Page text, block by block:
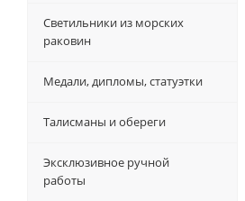
Светильники из морских
раковин
Медали, дипломы, статуэтки
Талисманы и обереги
Эксклюзивное ручной
работы